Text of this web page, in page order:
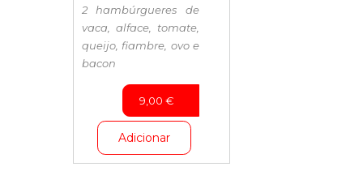
2 hambúrgueres de
vaca, alface, tomate,
queijo, fiambre, ovo e
bacon
9,00 €
Adicionar